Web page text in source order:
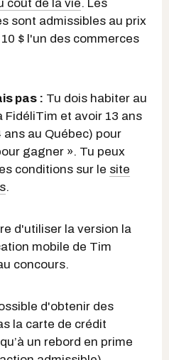
coût de la vie. Les
sont admissibles au prix
$ l'un des commerces
pas : Tu dois habiter au
FidéliTim et avoir 13 ans
ans au Québec) pour
gagner ». Tu peux
conditions sur le site
.
d'utiliser la version la
mobile de Tim
concours.
d'obtenir des
la carte de crédit
un rebord en prime